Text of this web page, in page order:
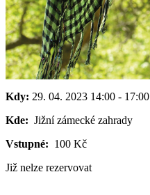
Kdy: 29. 04. 2023 14:00 - 17:00
Kde: Jižní zámecké zahrady
Vstupné: 100 Kč
Již nelze rezervovat